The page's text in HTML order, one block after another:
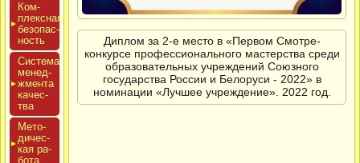
Ком­
плексная
бе­зопас­
ность
Сис­те­ма
ме­нед­
жмен­та
ка­чес­
тва
Мето­
дичес­
кая ра­
бота
Диплом за 2-е место в «Первом Смотре-
конкурсе профессионального мастерства среди
образовательных учреждений Союзного
государства России и Белоруси - 2022» в
номинации «Лучшее учреждение». 2022 год.